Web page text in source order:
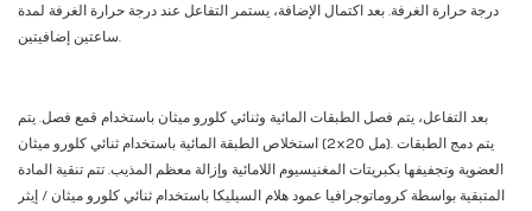
درجة حرارة الغرفة. بعد اكتمال الإضافة، يستمر التفاعل عند درجة حرارة الغرفة لمدة
ساعتين إضافيتين.
بعد التفاعل، يتم فصل الطبقات المائية وثنائي كلورو ميثان باستخدام قمع فصل. يتم
استخلاص الطبقة المائية باستخدام ثنائي كلورو ميثان (2x20 مل). يتم دمج الطبقات
العضوية وتجفيفها بكبريتات المغنيسيوم اللامائية وإزالة معظم المذيب. تتم تنقية المادة
المتبقية بواسطة كروماتوجرافيا عمود هلام السيليكا باستخدام ثنائي كلورو ميثان / إيثر